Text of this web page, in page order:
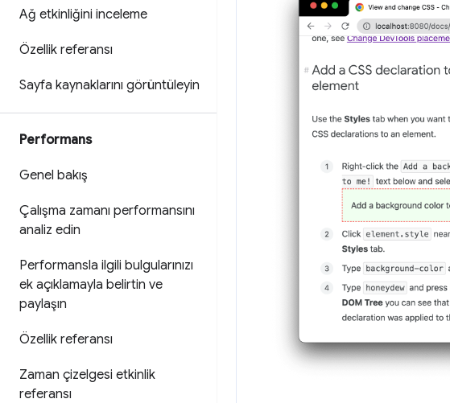
Ağ etkinliğini inceleme
Özellik referansı
Sayfa kaynaklarını görüntüleyin
Performans
Genel bakış
Çalışma zamanı performansını
analiz edin
Performansla ilgili bulgularınızı
ek açıklamayla belirtin ve
paylaşın
Özellik referansı
Zaman çizelgesi etkinlik
referansı